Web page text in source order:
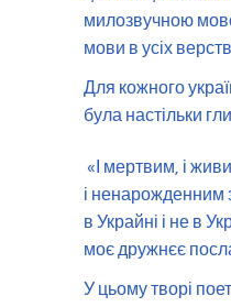
милозвучною
мови в усіх
Для кожного
була настільки
«І мертвим, і
і ненарожденним
в Украйні і не в
моє дружнєє
У цьому творі